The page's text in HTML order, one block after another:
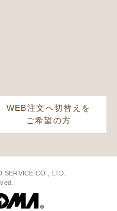
WEB注文へ切替えを
ご希望の方
SERVICE CO., LTD.